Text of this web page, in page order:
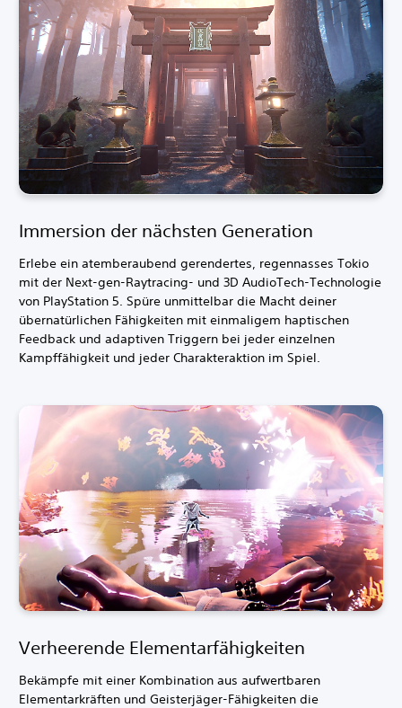
Immersion der nächsten Generation
Erlebe ein atemberaubend gerendertes, regennasses Tokio
mit der Next-gen-Raytracing- und 3D AudioTech-Technologie
von PlayStation 5. Spüre unmittelbar die Macht deiner
übernatürlichen Fähigkeiten mit einmaligem haptischen
Feedback und adaptiven Triggern bei jeder einzelnen
Kampffähigkeit und jeder Charakteraktion im Spiel.
Verheerende Elementarfähigkeiten
Bekämpfe mit einer Kombination aus aufwertbaren
Elementarkräften und Geisterjäger-Fähigkeiten die